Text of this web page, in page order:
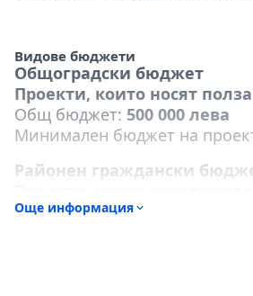
Видове бюджети
Общоградски бюджет
Проекти, които носят
Общ бюджет: 500 000 лева
Минимален бюджет на
Районен граждански
район.
Още информация